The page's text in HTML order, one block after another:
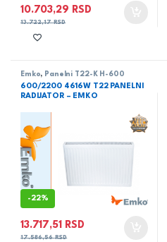
10.703,29 RSD
13.722,17RSD
Emko, Panelni T22-K H-600
600/2200 4616W T22 PANELNI
RADIJATOR – EMKO
-22%
13.717,51 RSD
17.586,56RSD